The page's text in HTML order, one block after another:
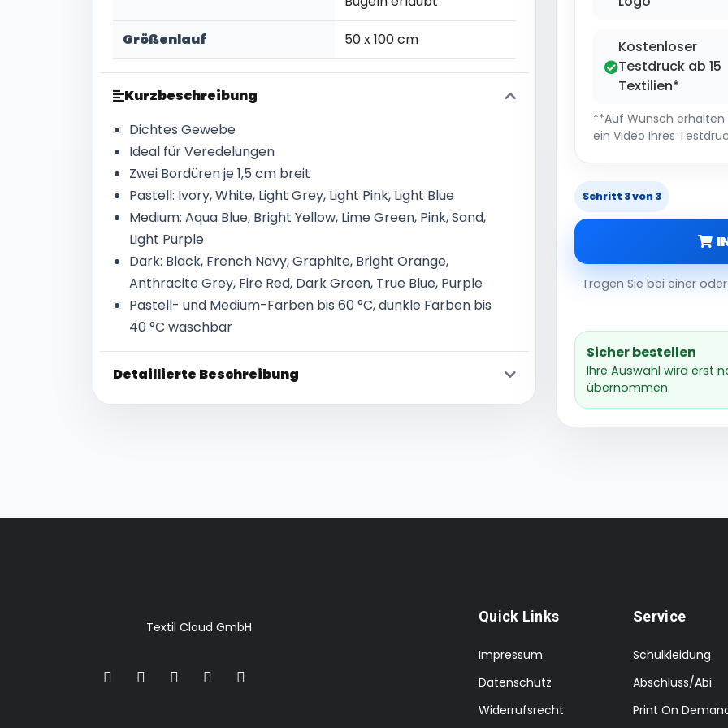
Größenlauf 50 x 100 cm
Kurzbeschreibung
Dichtes Gewebe
Ideal für Veredelungen
Zwei Bordüren je 1,5 cm breit
Pastell: Ivory, White, Light Grey, Light Pink, Light Blue
Medium: Aqua Blue, Bright Yellow, Lime Green, Pink, Sand,
Light Purple
Dark: Black, French Navy, Graphite, Bright Orange,
Anthracite Grey, Fire Red, Dark Green, True Blue, Purple
Pastell- und Medium-Farben bis 60 °C, dunkle Farben bis
40 °C waschbar
Detaillierte Beschreibung
Kostenloser
Testdruck ab 15
Textilien*
**Auf Wunsch erhalten
ein Video Ihres
Schritt 3 von 3
Tragen Sie bei einer
Sicher bestellen
Ihre Auswahl wird erst
übernommen.
Textil Cloud GmbH
Quick Links
Impressum
Datenschutz
Widerrufsrecht
Service
Schulkleidung
Abschluss/Abi
Print On